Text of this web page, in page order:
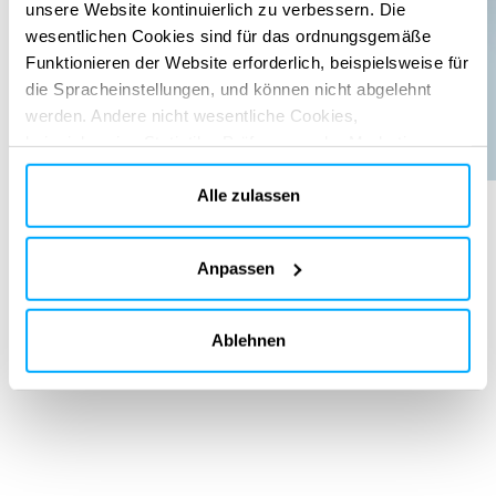
unsere Website kontinuierlich zu verbessern. Die
wesentlichen Cookies sind für das ordnungsgemäße
Funktionieren der Website erforderlich, beispielsweise für
die Spracheinstellungen, und können nicht abgelehnt
werden. Andere nicht wesentliche Cookies,
Cookies, werden nur verwendet, nachdem Sie auf „Alle
akzeptieren“ geklickt haben. Weitere Informationen finden
Sie in unserer Cookie-Richtlinie im Abschnitt „Über uns“
Alle zulassen
Anpassen
Ablehnen
Due diligenceTechnical & regulatory consultancy
Waste ManagementBasic design